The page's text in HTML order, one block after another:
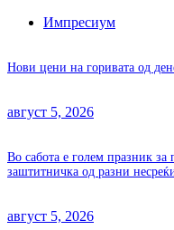
Импресиум
Нови цени на горивата од
август 5, 2026
Во сабота е голем празник за
заштитничка од разни
август 5, 2026